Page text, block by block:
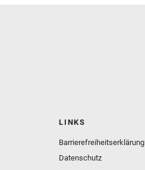
LINKS
Barrierefreiheitserklärung
Datenschutz